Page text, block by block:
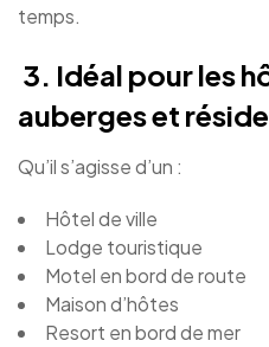
temps.
3. Idéal pour les
auberges et
Qu’il s’agisse d’un :
Hôtel de ville
Lodge touristique
Motel en bord de route
Maison d’hôtes
Resort en bord de mer